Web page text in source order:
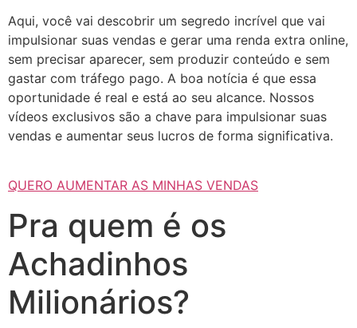
Aqui, você vai descobrir um segredo incrível que vai
impulsionar suas vendas e gerar uma renda extra online,
sem precisar aparecer, sem produzir conteúdo e sem
gastar com tráfego pago. A boa notícia é que essa
oportunidade é real e está ao seu alcance. Nossos
vídeos exclusivos são a chave para impulsionar suas
vendas e aumentar seus lucros de forma significativa.
QUERO AUMENTAR AS MINHAS VENDAS
Pra quem é os
Achadinhos
Milionários?